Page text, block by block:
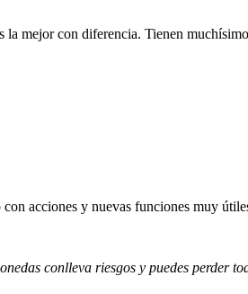
mejor con diferencia. Tienen
acciones y nuevas funciones muy
conlleva riesgos y puedes perder